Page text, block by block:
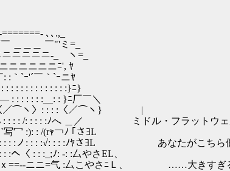
､.,_
"'ミ=_
-_ ヽ=_
ニﾆ', ﾔ
｀`ｰニﾔ
: : : : : :}ﾆ}
: :__: : }ﾆ厂￣＼
〉: : : :〈／⌒ヽ} |
: :ﾉへ ＿／ ミドル・フラットウェル
(rｬ￢ﾉ ｢さﾖL
: :ﾉﾔさﾖL あなたがこちら側について
ﾉ: -: :厶やさEL、
:厶こやさﾆＬ、 ……大きすぎるんだ